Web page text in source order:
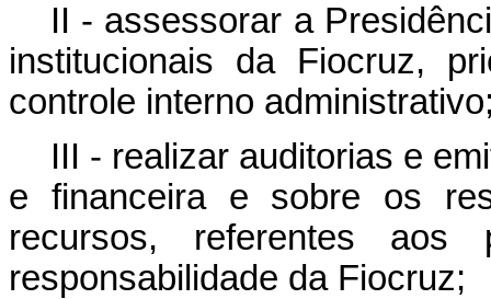
II - assessorar a
institucionais da Fiocruz,
controle interno
III - realizar auditorias e
e financeira e sobre os
recursos, referentes
responsabilidade da Fiocruz;